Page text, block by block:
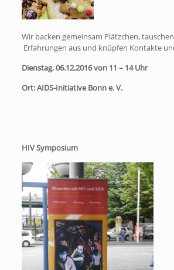
Wir backen gemeinsam Plätzchen,
Erfahrungen aus und knüpfen Kontakte
Dienstag, 06.12.2016 von 11 – 14 Uhr
Ort: AIDS-Initiative Bonn e. V.
HIV Symposium